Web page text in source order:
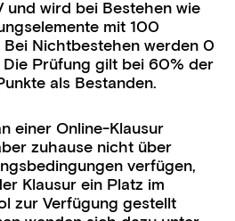
und wird bei Bestehen wie
mit 100
Bei Nichtbestehen werden 0
Die Prüfung gilt bei 60% der
als Bestanden.
einer Online-Klausur
zuhause nicht über
verfügen,
Klausur ein Platz im
zur Verfügung gestellt